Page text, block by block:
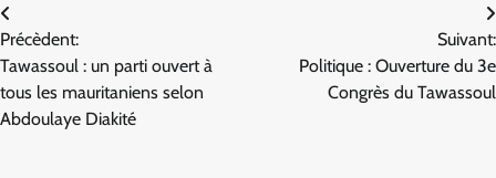
Navigation
de
l’article
Précèdent:
Tawassoul : un parti ouvert à
tous les mauritaniens selon
Abdoulaye Diakité
Suivant:
Politique : Ouverture du 3e
Congrès du Tawassoul